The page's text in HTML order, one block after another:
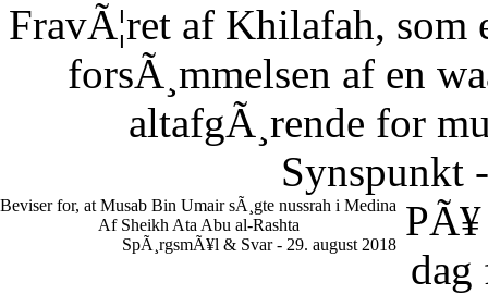
FravÃ¦ret af Khilafah, som
forsÃ¸mmelsen af en
altafgÃ¸rende for
Synspunkt
Beviser for, at Musab Bin Umair sÃ¸gte nussrah i Medina
Af Sheikh Ata Abu al-Rashta
SpÃ¸rgsmÃ¥l & Svar - 29. august 2018
dag